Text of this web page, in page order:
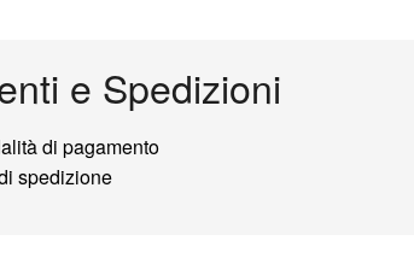
e Spedizioni
di pagamento
spedizione